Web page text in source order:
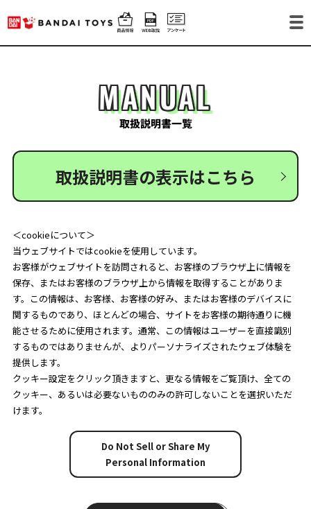
MANUAL
取扱説明書一覧
取扱説明書の表示はこちら
＜cookieについて＞
当ウェブサイトではcookieを使用しています。
お客様がウェブサイトを訪問されると、お客様のブラウザ上に情報を
保存、またはお客様のブラウザ上から情報を取得することがありま
す。この情報は、お客様、お客様の好み、またはお客様のデバイスに
関するものであり、ほとんどの場合、サイトをお客様の期待通りに機
能させるために使用されます。通常、この情報はユーザーを直接識別
するものではありませんが、よりパーソナライズされたウェブ体験を
提供します。
クッキー設定をクリック頂きますと、更なる情報をご覧頂け、全ての
クッキー、あるいは必要ないもののみの許可しないことを選択いただ
けます。
Do Not Sell or Share My
Personal Information